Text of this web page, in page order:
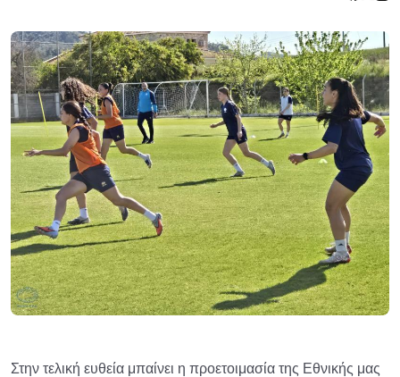
Στην τελική ευθεία μπαίνει η προετοιμασία της Εθνικής μας